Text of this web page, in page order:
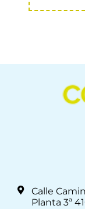
Calle
Planta 3ª